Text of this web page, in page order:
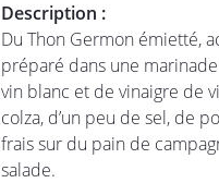
INSCRIPTION
Description :
Du Thon Germon émietté,
préparé dans une
vin blanc et de vinaigre de
colza, d’un peu de sel, de
frais sur du pain de
salade.